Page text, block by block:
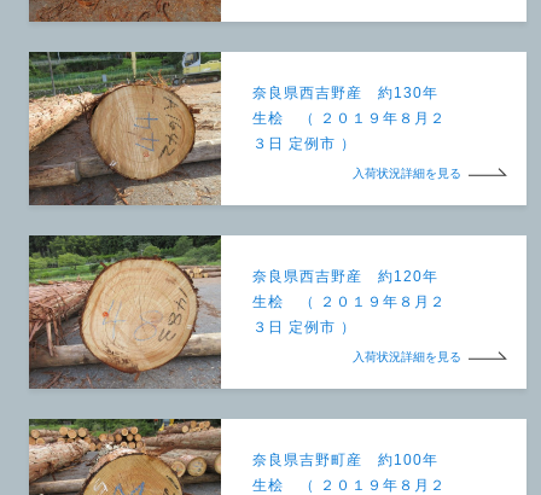
奈良県西吉野産 約130年
生桧 （ ２０１９年８月２
３日 定例市 ）
入荷状況詳細を見る
奈良県西吉野産 約120年
生桧 （ ２０１９年８月２
３日 定例市 ）
入荷状況詳細を見る
奈良県吉野町産 約100年
生桧 （ ２０１９年８月２